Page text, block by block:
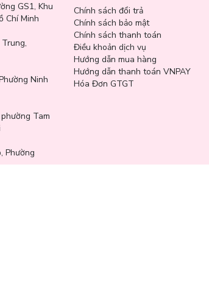
GS1, Khu
Chí Minh
Ninh
Tam
Phường
Chính sách đổi trả
Chính sách bảo mật
Chính sách thanh toán
Điều khoản dịch vụ
Hướng dẫn mua hàng
Hướng dẫn thanh toán VNPAY
Hóa Đơn GTGT